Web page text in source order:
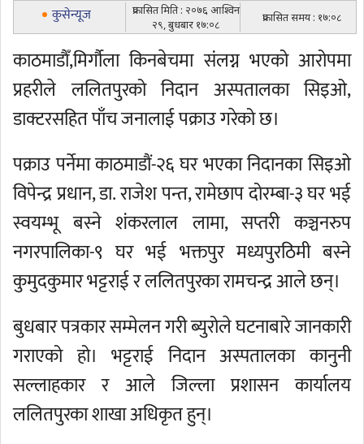
कुसेन्यूज
प्रकासित मिति : २०७६ आश्विन
२९, बुधबार १७:०८
प्रकासित समय : १७:०८
काठमाडाैँ,मिर्गौला किनबेचमा संलग्न भएको आरोपमा
प्रहरीले ललितपुरको निदान अस्पतालका सिइओ,
डाक्टरसहित पाँच जनालाई पक्राउ गरेको छ।
पक्राउ पर्नेमा काठमाडौं-२६ घर भएका निदानका सिइओ
विपेन्द्र प्रधान, डा. राजेश पन्त, रामेछाप दोरम्बा-३ घर भई
स्वयम्भू बस्ने शंकरलाल लामा, सप्तरी कञ्चनरुप
नगरपालिका-९ घर भई भक्तपुर मध्यपुरठिमी बस्ने
कुमुदकुमार भट्टराई र ललितपुरका रामचन्द्र आले छन्।
बुधबार पत्रकार सम्मेलन गरी ब्युरोले घटनाबारे जानकारी
गराएको हो। भट्टराई निदान अस्पतालका कानुनी
सल्लाहकार र आले जिल्ला प्रशासन कार्यालय
ललितपुरका शाखा अधिकृत हुन्।